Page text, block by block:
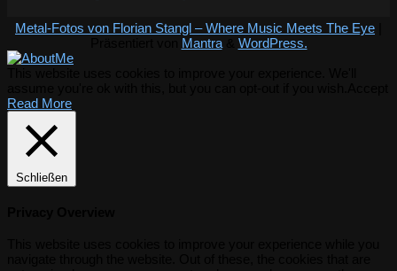
Metal-Fotos von Florian Stangl – Where Music Meets The Eye
Mantra& WordPress.
Read More
Schließen